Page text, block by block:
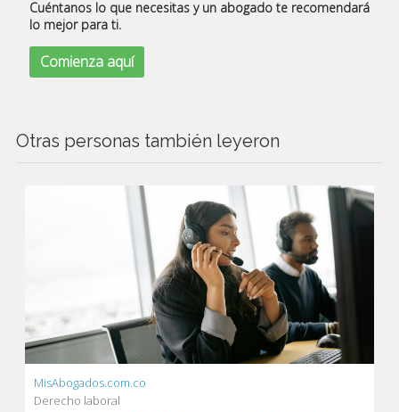
Cuéntanos lo que necesitas y un abogado te recomendará
lo mejor para ti.
Comienza aquí
Otras personas también leyeron
MisAbogados.com.co
Derecho laboral